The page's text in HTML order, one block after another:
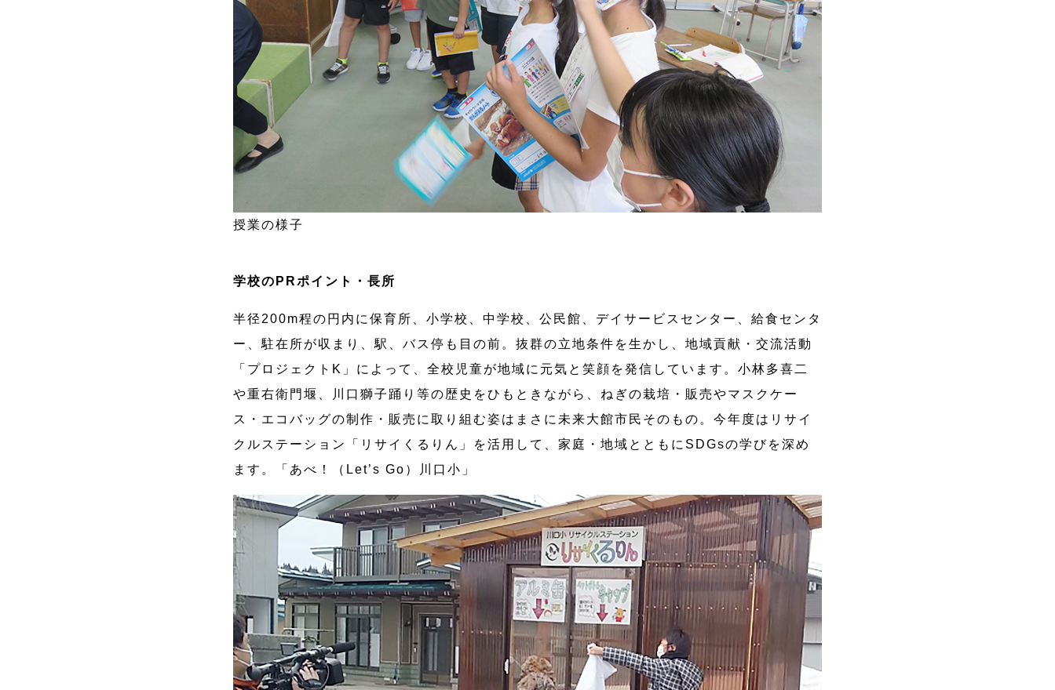
授業の様子
学校のPRポイント・長所
半径200m程の円内に保育所、小学校、中学校、公民館、デイサービスセンター、給食センタ
ー、駐在所が収まり、駅、バス停も目の前。抜群の立地条件を生かし、地域貢献・交流活動
「プロジェクトK」によって、全校児童が地域に元気と笑顔を発信しています。小林多喜二
や重右衛門堰、川口獅子踊り等の歴史をひもときながら、ねぎの栽培・販売やマスクケー
ス・エコバッグの制作・販売に取り組む姿はまさに未来大館市民そのもの。今年度はリサイ
クルステーション「リサイくるりん」を活用して、家庭・地域とともにSDGsの学びを深め
ます。「あべ！（Let’s Go）川口小」